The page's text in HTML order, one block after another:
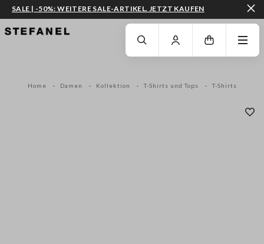
ZUM HAUPTINHALT SPRINGEN GEHEN SIE ZUM ENDE DER SEITE
SALE | -50%: WEITERE SALE-ARTIKEL. JETZT KAUFEN
Home Damen Kollektion T-Shirts und Tops T-Shirts